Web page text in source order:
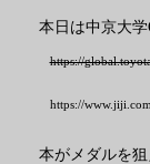
本日は中京大
https://
https://
本がメダルを